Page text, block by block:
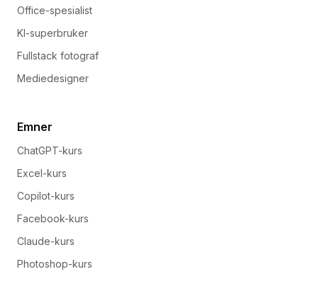
Office-spesialist
KI-superbruker
Fullstack fotograf
Mediedesigner
Emner
ChatGPT-kurs
Excel-kurs
Copilot-kurs
Facebook-kurs
Claude-kurs
Photoshop-kurs